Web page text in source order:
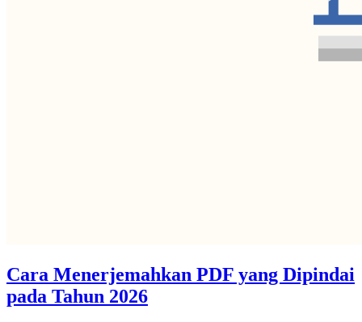
Cara Menerjemahkan PDF yang Dipindai
pada Tahun 2026